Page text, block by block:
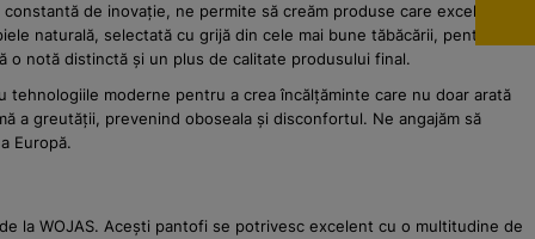
de inovație, ne permite să creăm produse care excelează
naturală, selectată cu grijă din cele mai bune tăbăcării, pentru a
o notă distinctă și un plus de calitate produsului final.
moderne pentru a crea încălțăminte care nu doar arată
a greutății, prevenind oboseala și disconfortul. Ne angajăm să
Europă.
la WOJAS. Acești pantofi se potrivesc excelent cu o multitudine de